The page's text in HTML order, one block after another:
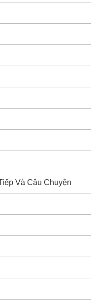
Và Câu Chuyện